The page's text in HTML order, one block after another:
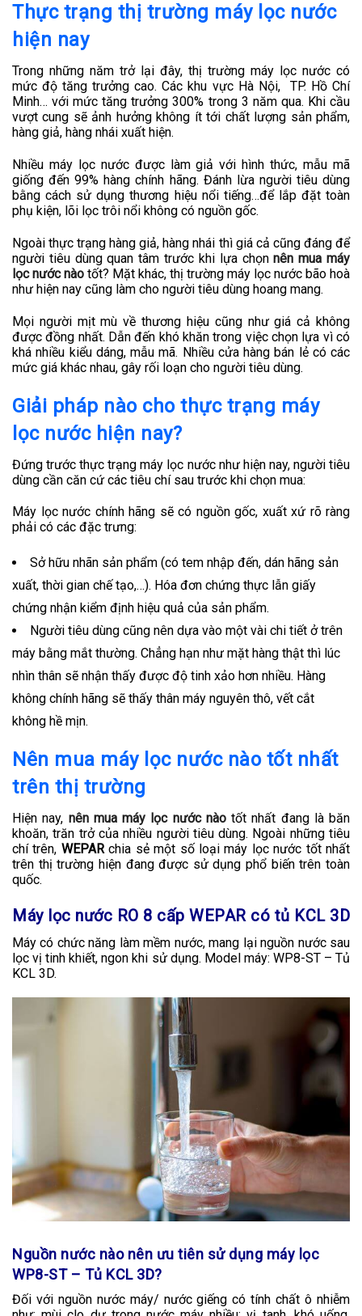
Thực trạng thị trường máy lọc nước
hiện nay
Trong những năm trở lại đây, thị trường máy lọc nước có
mức độ tăng trưởng cao. Các khu vực Hà Nội, TP. Hồ Chí
Minh… với mức tăng trưởng 300% trong 3 năm qua. Khi cầu
vượt cung sẽ ảnh hưởng không ít tới chất lượng sản phẩm,
hàng giả, hàng nhái xuất hiện.
Nhiều máy lọc nước được làm giả với hình thức, mẫu mã
giống đến 99% hàng chính hãng. Đánh lừa người tiêu dùng
bằng cách sử dụng thương hiệu nổi tiếng…để lắp đặt toàn
phụ kiện, lõi lọc trôi nổi không có nguồn gốc.
Ngoài thực trạng hàng giả, hàng nhái thì giá cả cũng đáng để
người tiêu dùng quan tâm trước khi lựa chọnnên mua máy
lọc nước nào tốt? Mặt khác, thị trường máy lọc nước bão hoà
như hiện nay cũng làm cho người tiêu dùng hoang mang.
Mọi người mịt mù về thương hiệu cũng như giá cả không
được đồng nhất. Dẫn đến khó khăn trong việc chọn lựa vì có
khá nhiều kiểu dáng, mẫu mã. Nhiều cửa hàng bán lẻ có các
mức giá khác nhau, gây rối loạn cho người tiêu dùng.
Giải pháp nào cho thực trạng máy
lọc nước hiện nay?
Đứng trước thực trạng máy lọc nước như hiện nay, người tiêu
dùng cần căn cứ các tiêu chí sau trước khi chọn mua:
Máy lọc nước chính hãng sẽ có nguồn gốc, xuất xứ rõ ràng
phải có các đặc trưng:
Sở hữu nhãn sản phẩm (có tem nhập đến, dán hãng sản
xuất, thời gian chế tạo,…). Hóa đơn chứng thực lẫn giấy
chứng nhận kiểm định hiệu quả của sản phẩm.
Người tiêu dùng cũng nên dựa vào một vài chi tiết ở trên
máy bằng mắt thường. Chẳng hạn như mặt hàng thật thì lúc
nhìn thân sẽ nhận thấy được độ tinh xảo hơn nhiều. Hàng
không chính hãng sẽ thấy thân máy nguyên thô, vết cắt
không hề mịn.
Nên mua máy lọc nước nào tốt nhất
trên thị trường
Hiện nay, nên mua máy lọc nước nàotốt nhất đang là băn
khoăn, trăn trở của nhiều người tiêu dùng. Ngoài những tiêu
chí trên, WEPARchia sẻ một số loại máy lọc nước tốt nhất
trên thị trường hiện đang được sử dụng phổ biến trên toàn
quốc.
Máy lọc nước RO 8 cấp WEPAR có tủ KCL 3D
Máy có chức năng làm mềm nước, mang lại nguồn nước sau
lọc vị tinh khiết, ngon khi sử dụng. Model máy: WP8-ST – Tủ
KCL 3D.
Nguồn nước nào nên ưu tiên sử dụng máy lọc
WP8-ST – Tủ KCL 3D?
Đối với nguồn nước máy/ nước giếng có tính chất ô nhiễm